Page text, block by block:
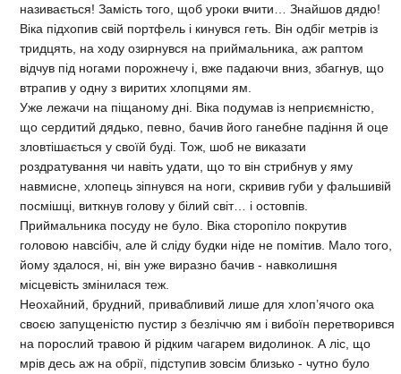
називається! Замість того, щоб уроки вчити… Знайшов дядю!
Віка підхопив свій портфель і кинувся геть. Він одбіг метрів із
тридцять, на ходу озирнувся на приймальника, аж раптом
відчув під ногами порожнечу і, вже падаючи вниз, збагнув, що
втрапив у одну з виритих хлопцями ям.
Уже лежачи на піщаному дні. Віка подумав із неприємністю,
що сердитий дядько, певно, бачив його ганебне падіння й оце
зловтішається у своїй буді. Тож, шоб не виказати
роздратування чи навіть удати, що то він стрибнув у яму
навмисне, хлопець зіпнувся на ноги, скривив губи у фальшивій
посмішці, виткнув голову у білий світ… і остовпів.
Приймальника посуду не було. Віка сторопіло покрутив
головою навсібіч, але й сліду будки ніде не помітив. Мало того,
йому здалося, ні, він уже виразно бачив - навколишня
місцевість змінилася теж.
Неохайний, брудний, привабливий лише для хлоп’ячого ока
своєю запущеністю пустир з безліччю ям і вибоїн перетворився
на порослий травою й рідким чагарем видолинок. А ліс, що
мрів десь аж на обрії, підступив зовсім близько - чутно було